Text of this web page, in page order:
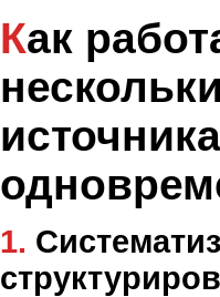
Как работать с
1. Систематизация и